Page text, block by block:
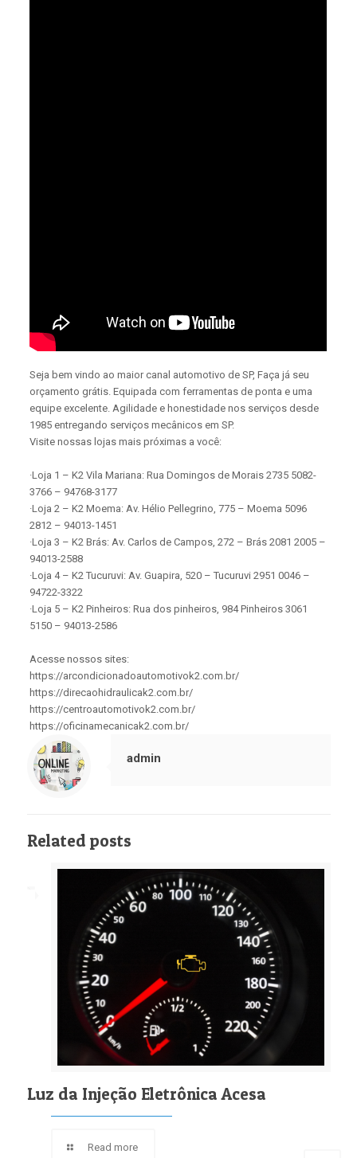
Seja bem vindo ao maior canal automotivo de SP, Faça já seu
orçamento grátis. Equipada com ferramentas de ponta e uma
equipe excelente. Agilidade e honestidade nos serviços desde
1985 entregando serviços mecânicos em SP.
Visite nossas lojas mais próximas a você:
·Loja 1 – K2 Vila Mariana: Rua Domingos de Morais 2735 5082-
3766 – 94768-3177
·Loja 2 – K2 Moema: Av. Hélio Pellegrino, 775 – Moema 5096
2812 – 94013-1451
·Loja 3 – K2 Brás: Av. Carlos de Campos, 272 – Brás 2081 2005 –
94013-2588
·Loja 4 – K2 Tucuruvi: Av. Guapira, 520 – Tucuruvi 2951 0046 –
94722-3322
·Loja 5 – K2 Pinheiros: Rua dos pinheiros, 984 Pinheiros 3061
5150 – 94013-2586
Acesse nossos sites:
https://arcondicionadoautomotivok2.com.br/
https://direcaohidraulicak2.com.br/
https://centroautomotivok2.com.br/
https://oficinamecanicak2.com.br/
admin
Related posts
Luz da Injeção Eletrônica Acesa
Read more